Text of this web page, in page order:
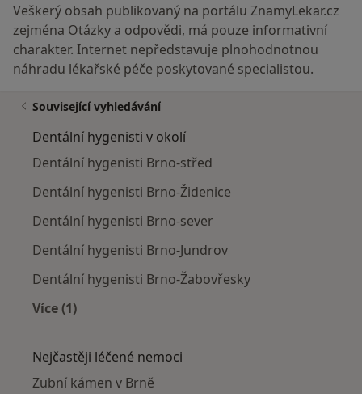
Veškerý obsah publikovaný na portálu ZnamyLekar.cz
zejména Otázky a odpovědi, má pouze informativní
charakter. Internet nepředstavuje plnohodnotnou
náhradu lékařské péče poskytované specialistou.
Související vyhledávání
Dentální hygenisti v okolí
Dentální hygenisti Brno-střed
Dentální hygenisti Brno-Židenice
Dentální hygenisti Brno-sever
Dentální hygenisti Brno-Jundrov
Dentální hygenisti Brno-Žabovřesky
Více (1)
Nejčastěji léčené nemoci
Zubní kámen v Brně